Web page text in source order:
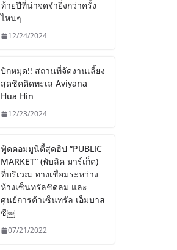
ท้ายปีที่น่าจดจำยิ่งกว่าครั้ง
ไหนๆ
12/24/2024
ปักหมุด!! สถานที่จัดงานเลี้ยง
สุดชิคติดทะเล Aviyana
Hua Hin
12/23/2024
ฟู้ดคอมมูนิตี้สุดฮิป “PUBLIC
MARKET” (พับลิค มาร์เก็ต)
ที่บริเวณ ทางเชื่อมระหว่าง
ห้างเซ็นทรัลชิดลม และ
ศูนย์การค้าเซ็นทรัล เอ็มบาส
ซี￼
07/21/2022